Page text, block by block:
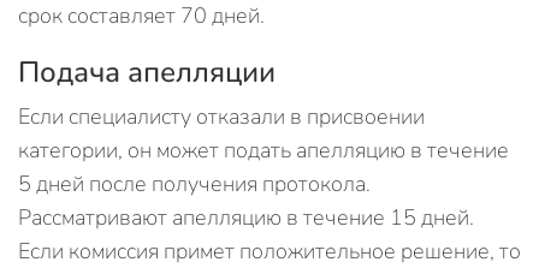
срок составляет 70 дней.
Подача апелляции
Если специалисту отказали в присвоении
категории, он может подать апелляцию в течение
5 дней после получения протокола.
Рассматривают апелляцию в течение 15 дней.
Если комиссия примет положительное решение, то